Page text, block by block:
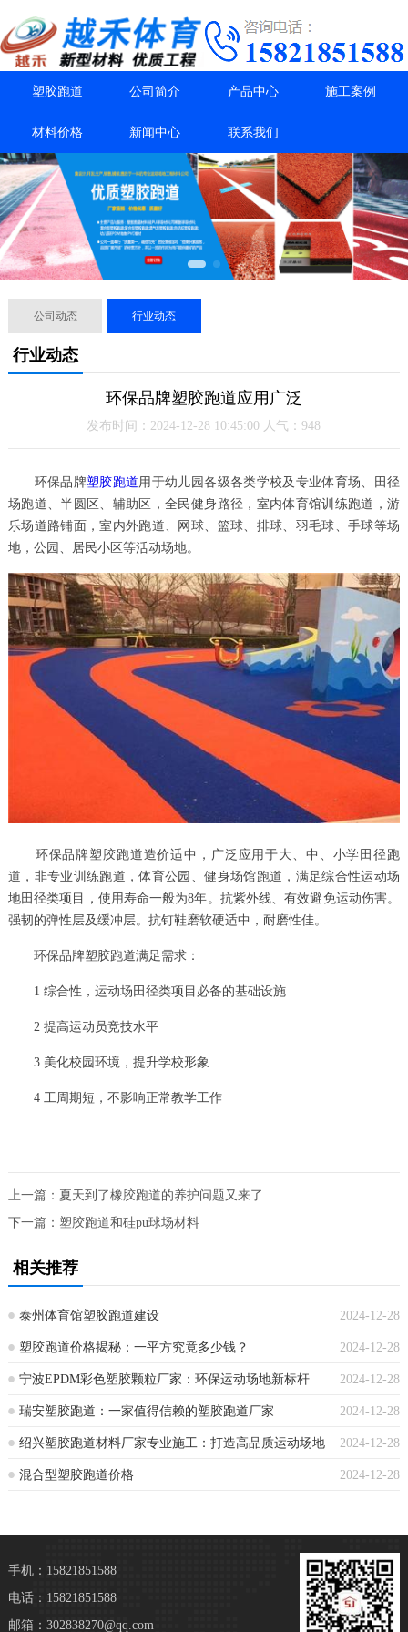
塑胶跑道 公司简介 产品中心 施工案例
材料价格 新闻中心 联系我们
公司动态 行业动态
行业动态
环保品牌塑胶跑道应用广泛
发布时间：2024-12-28 10:45:00 人气：948
环保品牌塑胶跑道用于幼儿园各级各类学校及专业体育场、田径
场跑道、半圆区、辅助区，全民健身路径，室内体育馆训练跑道，游
乐场道路铺面，室内外跑道、网球、篮球、排球、羽毛球、手球等场
地，公园、居民小区等活动场地。
环保品牌塑胶跑道造价适中，广泛应用于大、中、小学田径跑
道，非专业训练跑道，体育公园、健身场馆跑道，满足综合性运动场
地田径类项目，使用寿命一般为8年。抗紫外线、有效避免运动伤害。
强韧的弹性层及缓冲层。抗钉鞋磨软硬适中，耐磨性佳。
环保品牌塑胶跑道满足需求：
1 综合性，运动场田径类项目必备的基础设施
2 提高运动员竞技水平
3 美化校园环境，提升学校形象
4 工周期短，不影响正常教学工作
上一篇： 夏天到了橡胶跑道的养护问题又来了
下一篇： 塑胶跑道和硅pu球场材料
相关推荐
2024-12-28
泰州体育馆塑胶跑道建设
2024-12-28
塑胶跑道价格揭秘：一平方究竟多少钱？
2024-12-28
宁波EPDM彩色塑胶颗粒厂家：环保运动场地新标杆
2024-12-28
瑞安塑胶跑道：一家值得信赖的塑胶跑道厂家
2024-12-28
绍兴塑胶跑道材料厂家专业施工：打造高品质运动场地
2024-12-28
混合型塑胶跑道价格
手机：15821851588
电话：15821851588
邮箱：302838270@qq.com